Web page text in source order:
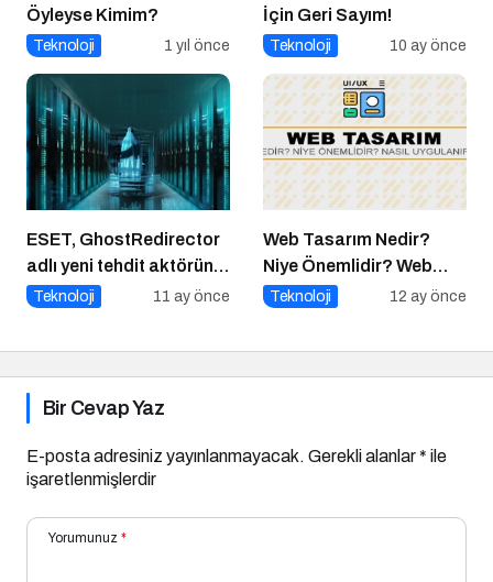
Öyleyse Kimim?
Teknoloji 1 yıl önce
İçin Geri Sayım!
Teknoloji 10 ay önce
ESET, GhostRedirector
adlı yeni tehdit aktörünü
keşfetti
Teknoloji 11 ay önce
Web Tasarım Nedir?
Niye Önemlidir? Web
Tasarım Nasıl Yapılır?
Teknoloji 12 ay önce
Bir Cevap Yaz
E-posta adresiniz yayınlanmayacak. Gerekli alanlar* ile
işaretlenmişlerdir
Yorumunuz *